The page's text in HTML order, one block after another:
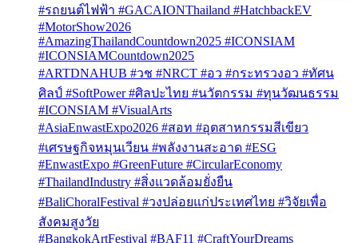
#รถยนต์ไฟฟ้า #GACAIONThailand #HatchbackEV
#MotorShow2026
#AmazingThailandCountdown2025 #ICONSIAM
#ICONSIAMCountdown2025
#ARTDNAHUB #วช #NRCT #อว #กระทรวงอว #ทัศน
ศิลป์ #SoftPower #ศิลปะไทย #นวัตกรรม #ทุนวัฒนธรรม
#ICONSIAM #VisualArts
#AsiaEnwastExpo2026 #สอท #อุตสาหกรรมสีเขียว
#เศรษฐกิจหมุนเวียน #พลังงานสะอาด #ESG
#EnwastExpo #GreenFuture #CircularEconomy
#ThailandIndustry #สิ่งแวดล้อมยั่งยืน
#BaliChoralFestival #วงปล่อยแก่ประเทศไทย #วิจัยเพื่อ
สังคมสูงวัย
#BangkokArtFestival #BAF11 #CraftYourDreams